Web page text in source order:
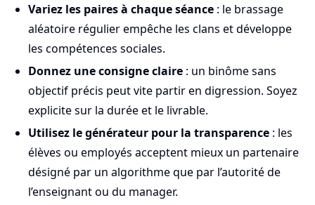
Variez les paires à chaque séance : le brassage
aléatoire régulier empêche les clans et développe
les compétences sociales.
Donnez une consigne claire : un binôme sans
objectif précis peut vite partir en digression. Soyez
explicite sur la durée et le livrable.
Utilisez le générateur pour la transparence : les
élèves ou employés acceptent mieux un partenaire
désigné par un algorithme que par l’autorité de
l’enseignant ou du manager.